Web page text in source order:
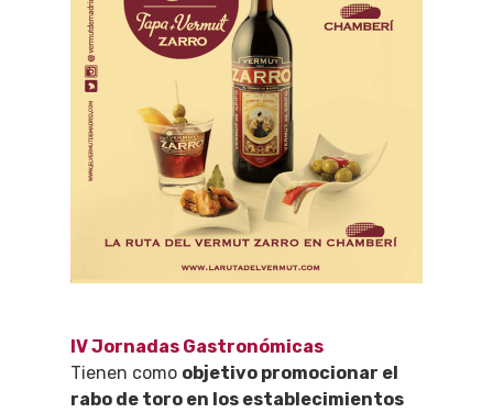
IV Jornadas Gastronómicas
Tienen como objetivo promocionar el
rabo de toro en los establecimientos